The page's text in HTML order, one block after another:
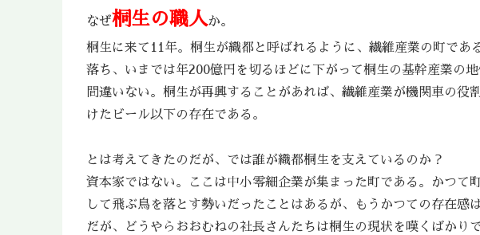
なぜ桐生の職人か。
桐生に来て11年。桐生が織都と呼ばれるように、繊維産業の町であ
落ち、いまでは年200億円を切るほどに下がって桐生の基幹産業の
間違いない。桐生が再興することがあれば、繊維産業が機関車の
けたビール以下の存在である。
とは考えてきたのだが、では誰が織都桐生を支えているのか？
資本家ではない。ここは中小零細企業が集まった町である。かつて
して飛ぶ鳥を落とす勢いだったことはあるが、もうかつての存在
だが、どうやらおおむねの社長さんたちは桐生の現状を嘆くばかり